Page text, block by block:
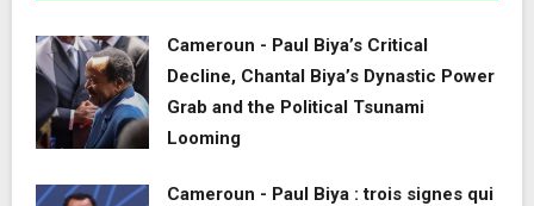
Cameroun - Paul Biya’s Critical
Decline, Chantal Biya’s Dynastic Power
Grab and the Political Tsunami
Looming
Cameroun - Paul Biya : trois signes qui